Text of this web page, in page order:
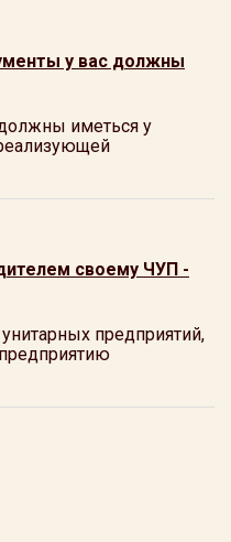
у вас должны
иметься у
своему ЧУП -
предприятий,